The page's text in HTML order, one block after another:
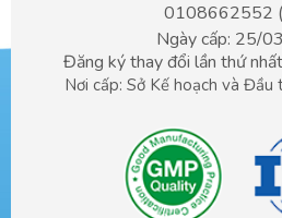
0108662552
Ngày cấp: 25/
Đăng ký thay đổi lần thứ
Nơi cấp: Sở Kế hoạch và Đầu